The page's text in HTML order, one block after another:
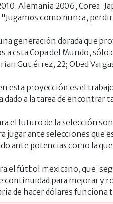
Alemania 2006, Corea-
"Jugamos como nunca,
generación dorada que
a esta Copa del Mundo,
Gutiérrez, 22; Obed
esta proyección es el
dado a la tarea de encontrar
el futuro de la selección
jugar ante selecciones que
ante potencias como la
el fútbol mexicano, que,
continuidad para mejorar y
de hacer dólares funciona